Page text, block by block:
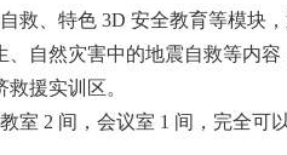
、特色 3D 安全教育等模块，
自然灾害中的地震自救等内容
援实训区。
2 间，会议室 1 间，完全可